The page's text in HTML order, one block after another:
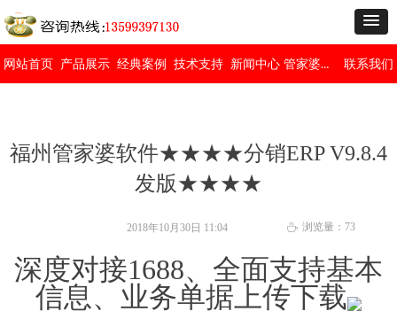
网站首页 产品展示 经典案例 技术支持 新闻中心 管家婆免费版 联系我们
福州管家婆软件★★★★分销ERP V9.8.4
发版★★★★
深度对接1688、全面支持基本
信息、业务单据上传下载
2018年10月30日 11:04 ꄘ 浏览量： 73